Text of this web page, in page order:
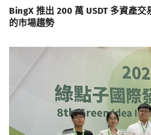
BingX 推出 200 萬 USDT 多資產
的市場趨勢